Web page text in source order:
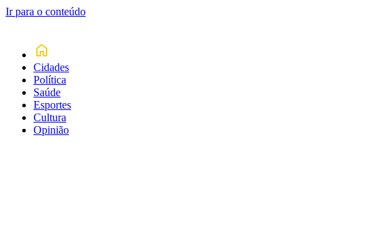
Ir para o conteúdo
Cidades
Política
Saúde
Esportes
Cultura
Opinião